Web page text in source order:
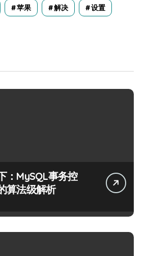
苹果 解决 设置
：MySQL事务控
算法级解析